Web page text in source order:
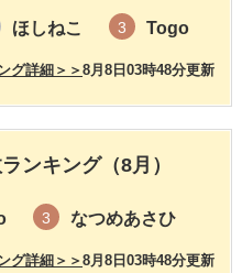
ほしねこ 3 Togo
8月8日03時48分更新
グ詳細＞＞
ンキング（8月）
3 なつめあさひ
8月8日03時48分更新
グ詳細＞＞